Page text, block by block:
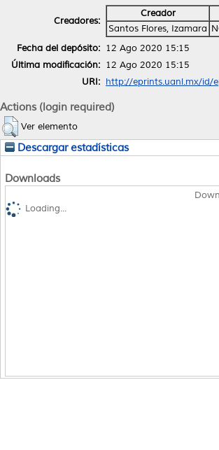
Creadores:
Creador
Santos Flores, Izamara
Fecha del depósito: 12 Ago 2020 15:15
Última modificación: 12 Ago 2020 15:15
URI: http://eprints.uanl.mx/id/
Actions (login required)
Ver elemento
Descargar estadísticas
Downloads
Loading...